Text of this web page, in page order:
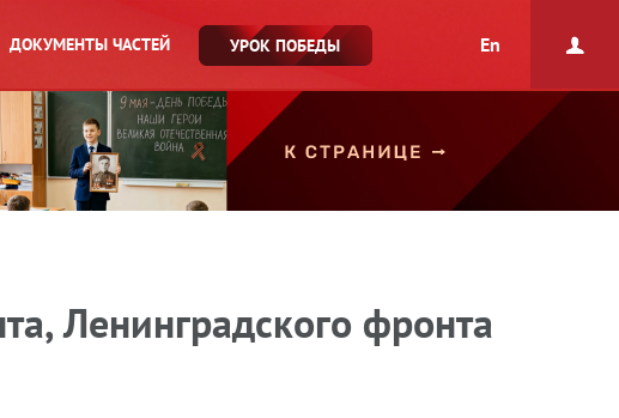
ДОКУМЕНТЫ ЧАСТЕЙ УРОК ПОБЕДЫ En
Ленинградского фронта